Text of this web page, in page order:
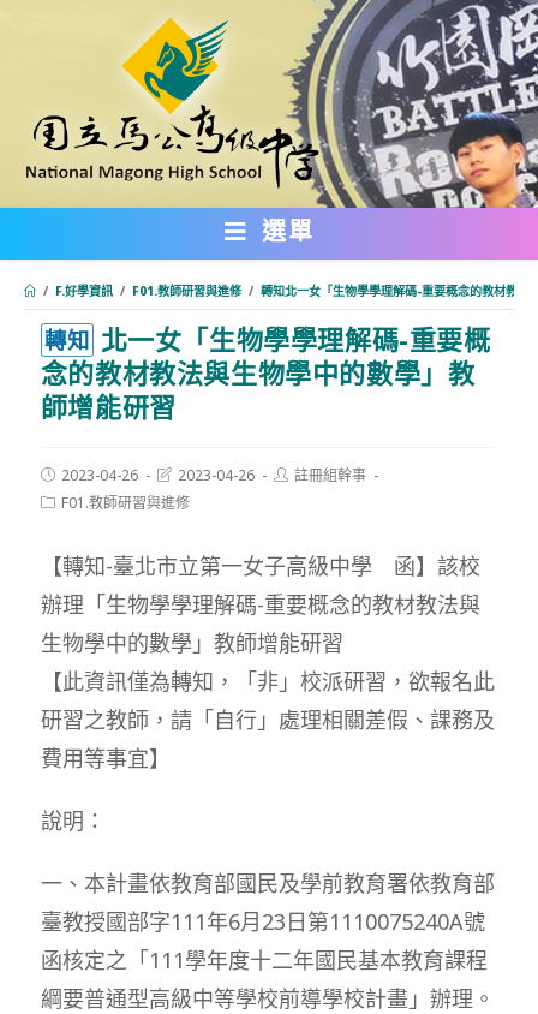
內
選單
/ F.好學資訊 / F01.教師研習與進修 / 轉知北一女「生物學學理解碼-重要概念的教材教法
轉知 北一女「生物學學理解碼-重要概
念的教材教法與生物學中的數學」教
師增能研習
Post
published:
2023-04-26
Post
last
modified:
2023-04-26
Post註冊組幹事
PostF01.教師研習與進修
【轉知-臺北市立第一女子高級中學 函】該校
辦理「生物學學理解碼-重要概念的教材教法與
生物學中的數學」教師增能研習
【此資訊僅為轉知，「非」校派研習，欲報名此
研習之教師，請「自行」處理相關差假、課務及
費用等事宜】
說明：
一、本計畫依教育部國民及學前教育署依教育部
臺教授國部字111年6月23日第1110075240A號
函核定之「111學年度十二年國民基本教育課程
綱要普通型高級中等學校前導學校計畫」辦理。